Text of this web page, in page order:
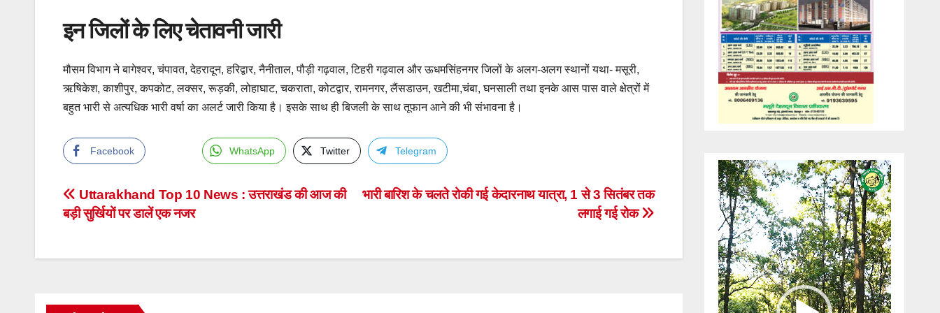
इन जिलों के लिए चेतावनी जारी
मौसम विभाग ने बागेश्वर, चंपावत, देहरादून, हरिद्वार, नैनीताल, पौड़ी गढ़वाल, टिहरी गढ़वाल और ऊधमसिंहनगर जिलों के अलग-अलग स्थानों यथा- मसूरी,
ऋषिकेश, काशीपुर, कपकोट, लक्सर, रूड़की, लोहाघाट, चकराता, कोटद्वार, रामनगर, लैंसडाउन, खटीमा,चंबा, घनसाली तथा इनके आस पास वाले क्षेत्रों में
बहुत भारी से अत्यधिक भारी वर्षा का अलर्ट जारी किया है। इसके साथ ही बिजली के साथ तूफान आने की भी संभावना है।
Facebook WhatsApp Twitter Telegram
Post
navigation
भारी बारिश के चलते रोकी गई केदारनाथ यात्रा, 1 से 3 सितंबर तक
लगाई गई रोक
Uttarakhand Top 10 News : उत्तराखंड की आज की
बड़ी सुर्खियों पर डालें एक नजर
Video
Player